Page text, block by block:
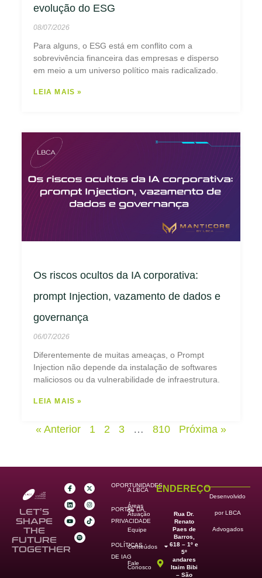
evolução do ESG
08/07/2026
Para alguns, o ESG está em conflito com a
sobrevivência financeira das empresas e disperso
em meio a um universo político mais radicalizado.
LEIA MAIS »
Os riscos ocultos da IA corporativa:
prompt Injection, vazamento de dados e
governança
06/07/2026
Diferentemente de muitas ameaças, o Prompt
Injection não depende da instalação de softwares
maliciosos ou da vulnerabilidade de infraestrutura.
LEIA MAIS »
« Anterior 1 2 3 … 810 Próxima »
LET’S
SHAPE
THE
FUTURE
TOGETHER
OPORTUNIDADES
PORTAL DA
PRIVACIDADE
POLÍTICAS
DE IAG
A LBCA
Áreas
de
Atuação
Equipe
Conteúdos
Fale
Conosco
ENDEREÇO
Rua Dr.
Renato
Paes de
Barros,
618 – 1º e
5º
andares
Itaim Bibi
– São
Desenvolvido
por LBCA
Advogados